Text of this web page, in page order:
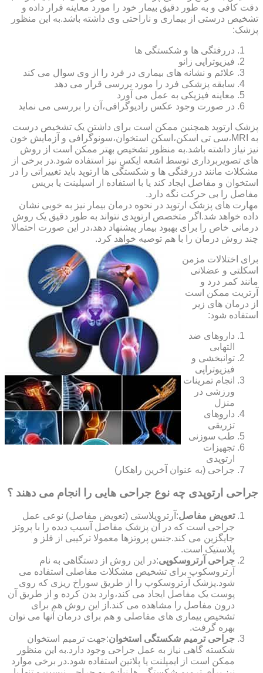
دقت کافی و به طور دقیق بیمار خود را مورد معاینه قرار داده و
تشخیص درستی از بیماری و ناراحتی وی داشته باشد.به این منظور
پزشک:
دررفتگی ها و شکستگی ها
فیزیوتراپی زانو
علائم و نشانه های بیماری در فرد را از وی سوال می کند
سابقه پزشکی فرد را مورد بررسی قرار می دهد
معاینه فیزیکی به عمل می آورد
در صورت وجود عکس رادیوگرافی،آن را بررسی می‎ نماید
پزشک ارتوپد همچنین ممکن است برای داشتن یک تشخیص درست
به MRI،سی تی اسکن،اسکن استخوان،سونوگرافی و آزمایش خون
نیز نیاز داشته باشد.به منظور تشخیص بهتر ممکن است از روش
های تصویربرداری توسط اشعه ایکس نیز استفاده شود.در برخی از
مشکلات مانند دررفتگی ها و شکستگی ها ارتوپد باید تغییراتی را در
استخوان و مفاصل ایجاد کند یا با استفاده از اسپلینت یا بریس
مفاصل را بی حرکت نگه دارد.
مهارت های پزشک ارتوپد در نحوه درمان بیمار نیز به خوبی نشان
داده خواهد شد.اگر متخصص ارتوپدی نتواند به طور دقیق یک روش
درمانی خاص را برای بهبود بیمار پیشنهاد دهد،در این صورت احتمالا
چند روش درمان را با هم توصیه خواهد کرد.
برای اختلالات مزمن
اسکلتی و عضلانی
مانند کمر درد و
آرتریت ممکن است
از درمان های زیر
استفاده شود:
داروهای ضد
التهابی
توانبخشی و
فیزیوتراپی
انجام تمرینات
ورزشی در
منزل
داروهای
تزریقی
طب سوزنی
تجهیزات
ارتوپدی
جراحی (به عنوان آخرین راهکار)
جراحی ارتوپدی چه نوع جراحی هایی را انجام می دهند ؟
تعویض مفاصل:آرتروپلاستی (تعویض مفاصل) نوعی عمل
جراحی است که در آن پزشک مفاصل آسیب دیده را با پروتز
جایگزین می کند.جنس پروتزها معمولا ترکیبی از فلز و
پلاستیک است.
جراحی آرتروسکوپی:در این روش از دستگاهی به نام
آرتروسکوپ برای تشخیص مشکلات مفاصلی استفاده می
شود.پزشک آرتروسکوپ را از طریق سوراخ ریزی که روی
پوست یک مفاصل ایجاد می کند،وارد بدن کرده و از طریق آن
درون مفاصل را مشاهده می کند.از این روش هم برای
تشخیص بیماری های مفاصلی و هم برای درمان آنها می توان
بهره گرفت.
جراحی ترمیم شکستگی استخوان:جهت ترمیم استخوان
شکسته گاهی نیاز به عمل جراحی وجود دارد.به این منظور
ممکن است از ایمپلنت یا پلاتین استفاده شود.در برخی موارد